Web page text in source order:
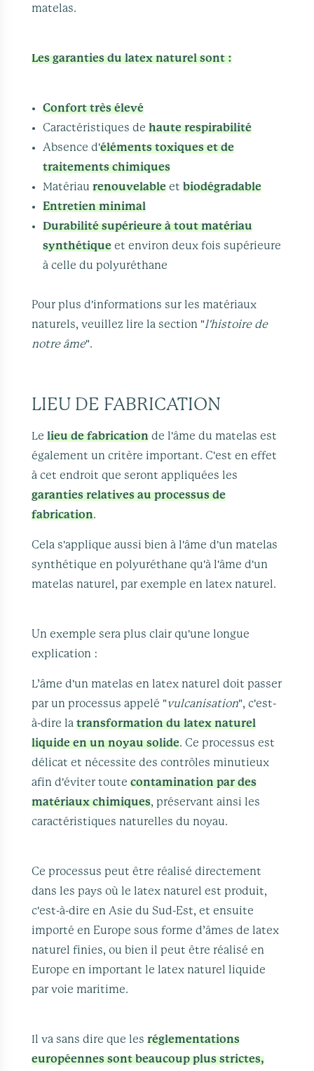
matelas.
Les garanties du latex naturel sont :
Confort très élevé
Caractéristiques dehaute respirabilité
Absence d'éléments toxiques et de
traitements chimiques
Matériaurenouvelable etbiodégradable
Entretien minimal
Durabilité supérieure à tout matériau
synthétique et environ deux fois supérieure
à celle du polyuréthane
Pour plus d'informations sur les matériaux
naturels, veuillez lire la section "l'histoire de
notre âme".
LIEU DE FABRICATION
Lelieu de fabrication de l'âme du matelas est
également un critère important. C'est en effet
à cet endroit que seront appliquées les
garanties relatives au processus de
fabrication.
Cela s'applique aussi bien à l'âme d'un matelas
synthétique en polyuréthane qu'à l'âme d'un
matelas naturel, par exemple en latex naturel.
Un exemple sera plus clair qu'une longue
explication :
L’âme d'un matelas en latex naturel doit passer
par un processus appelé "vulcanisation", c'est-
à-dire latransformation du latex naturel
liquide en un noyau solide. Ce processus est
délicat et nécessite des contrôles minutieux
afin d'éviter toutecontamination par des
matériaux chimiques, préservant ainsi les
caractéristiques naturelles du noyau.
Ce processus peut être réalisé directement
dans les pays où le latex naturel est produit,
c'est-à-dire en Asie du Sud-Est, et ensuite
importé en Europe sous forme d’âmes de latex
naturel finies, ou bien il peut être réalisé en
Europe en important le latex naturel liquide
par voie maritime.
Il va sans dire que lesréglementations
européennes sont beaucoup plus strictes,